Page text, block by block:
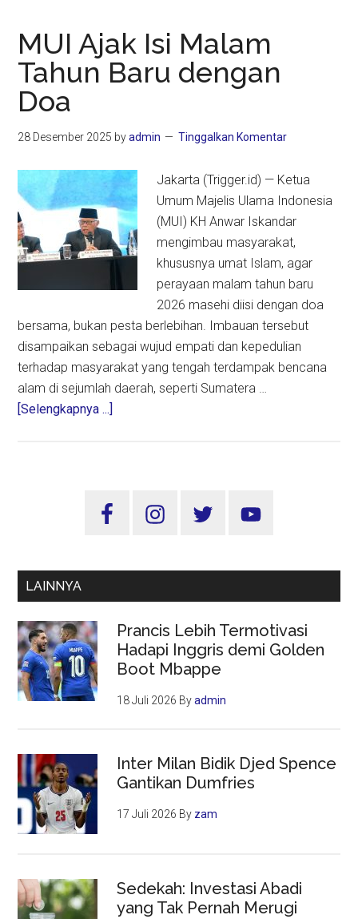
MUI Ajak Isi Malam
Tahun Baru dengan
Doa
28 Desember 2025 byadmin Tinggalkan Komentar
Jakarta (Trigger.id) — Ketua
Umum Majelis Ulama Indonesia
(MUI) KH Anwar Iskandar
mengimbau masyarakat,
khususnya umat Islam, agar
perayaan malam tahun baru
2026 masehi diisi dengan doa
bersama, bukan pesta berlebihan. Imbauan tersebut
disampaikan sebagai wujud empati dan kepedulian
terhadap masyarakat yang tengah terdampak bencana
alam di sejumlah daerah, seperti Sumatera …
[Selengkapnya ...]
Tahun
Doa
Sidebar
LAINNYA
Prancis Lebih Termotivasi
Hadapi Inggris demi Golden
Boot Mbappe
18 Juli 2026 Byadmin
Inter Milan Bidik Djed Spence
Gantikan Dumfries
17 Juli 2026 By zam
Sedekah: Investasi Abadi
yang Tak Pernah Merugi